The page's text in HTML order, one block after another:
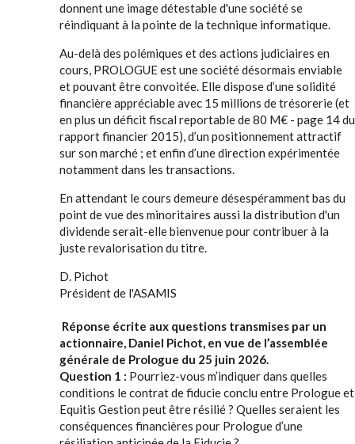
donnent une image détestable d'une société se
réindiquant à la pointe de la technique informatique.
Au-delà des polémiques et des actions judiciaires en
cours, PROLOGUE est une société désormais enviable
et pouvant être convoitée. Elle dispose d’une solidité
financière appréciable avec 15 millions de trésorerie (et
en plus un déficit fiscal reportable de 80 M€ - page 14 du
rapport financier 2015), d’un positionnement attractif
sur son marché ; et enfin d’une direction expérimentée
notamment dans les transactions.
En attendant le cours demeure désespéramment bas du
point de vue des minoritaires aussi la distribution d'un
dividende serait-elle bienvenue pour contribuer à la
juste revalorisation du titre.
D. Pichot
Président de l'ASAMIS
Réponse écrite aux questions transmises par un
actionnaire, Daniel Pichot, en vue de l’assemblée
générale de Prologue du 25 juin 2026.
Question 1 : Pourriez-vous m’indiquer dans quelles
conditions le contrat de fiducie conclu entre Prologue et
Equitis Gestion peut être résilié ? Quelles seraient les
conséquences financières pour Prologue d’une